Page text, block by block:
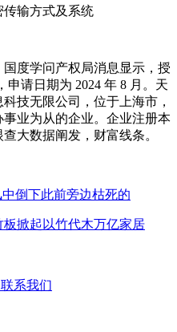
传输方式及系统
度学问产权局消息显示，授
申请日期为 2024 年 8 月。天
技无限公司，位于上海市，
业为从的企业。企业注册本
大数据阐发，财富线条。
倒下此前旁边枯死的
掀起以竹代木万亿家居
联系我们